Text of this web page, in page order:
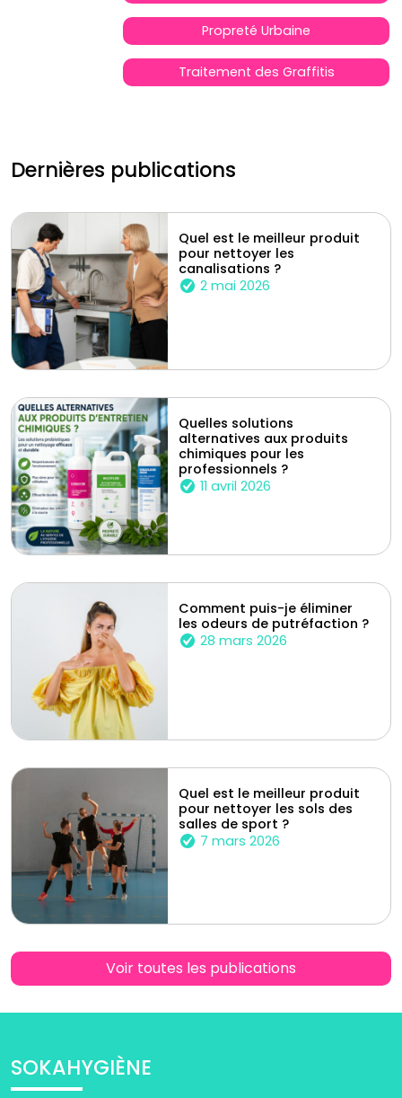
Propreté Urbaine
Traitement des Graffitis
Dernières publications
Quel est le meilleur produit
pour nettoyer les
canalisations ?
2 mai 2026
Quelles solutions
alternatives aux produits
chimiques pour les
professionnels ?
11 avril 2026
Comment puis-je éliminer
les odeurs de putréfaction ?
28 mars 2026
Quel est le meilleur produit
pour nettoyer les sols des
salles de sport ?
7 mars 2026
Voir toutes les publications
SOKAHYGIÈNE